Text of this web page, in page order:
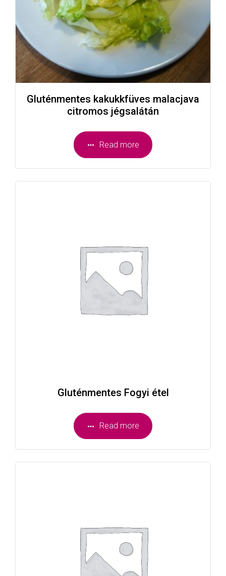
Gluténmentes kakukkfüves malacjava
citromos jégsalátán
Read more
Gluténmentes Fogyi étel
Read more